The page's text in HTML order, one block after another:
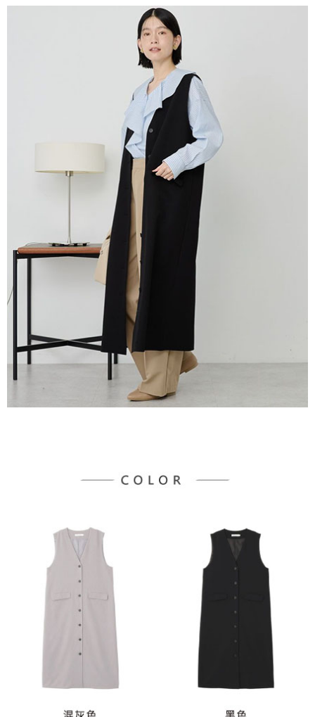
消。如遇「轉專審核」未通過狀況，表示未達大哥付你分期系統評分，恕無
1.分期款項不併入電信帳單，「大哥付你分期」於每月結算日後寄送繳費提
2.透過簡訊連結打開帳單後，可選擇「超商條碼／台灣大直營門市／銀行轉
帳／街口支付／iPASS MONEY」等通路繳費。
1.本服務係由「台灣大哥大股份有限公司」（以下簡稱本公司）所提供，讓
用戶於交易時，得透過本服務購買商品或服務，並由商店將買賣／分期付款
買賣價金債權讓與本公司後，依約使用本公司帳單繳交帳款。
2.基於同意付款使用「大哥付你分期」之契約關係目的，商店將以您的個人
資料（包含姓名、電話或地址）提供予台灣大哥大進項蒐集、處理及利用，
由本公司與您本人進行分期帳單所需資料之確認、核對及更正。
3.完整用戶服務條款，請詳閱以下連結：
https://oppay.tw/userRule
１．簡單：不需註冊會員、不需綁卡、不需儲值。
２．便利：只要手機號碼，簡訊認證，即可結帳。
３．安心：先確認商品／服務後，再付款。
【「AFTEE先享後付」結帳流程】
１．於結帳方式選擇「AFTEE先享後付」後，將跳轉至「AFTEE先享後付」
結帳頁面，進行簡訊認證並確認金額後，即可完成結帳。
２．訂單成立數日內，您將收到繳費通知簡訊。
３．收到繳費通知簡訊後14天內，點擊此簡訊中的連結，可透過四大超商／
ATM／網路銀行／等多元方式進行付款，方視為交易完成。
※ 請注意：結帳手續完成當下不需立刻繳費，但若您需要取消訂單，請聯絡
購買商品的店家。未經商家同意取消之訂單仍視為有效，需透過AFTEE先享
※ 交易是否成功請以「AFTEE先享後付 」之結帳頁面顯示為準，若有關於
是否繳費成功／繳費後需取消欲退款等相關疑問，請聯繫「AFTEE先享後付
https://netprotections.freshdesk.com/support/home
１．透過由恩沛科技股份有限公司提供之「AFTEE先享後付」服務完成之交
易，需依本服務之必要範圍內提供個人資料，並將交易相關給付款項請求債
權轉讓予恩沛科技股份有限公司。
２．關於個人資料處理事宜，請瀏覽以下網址：
https://aftee.tw/terms/#terms3
３．未成年的使用者請事先徵得法定代理人或監護人之同意方可使用
「AFTEE先享後付」，若未經同意申辦者引起之損失，本公司不負相關責
４．使用「AFTEE先享後付」時，將依據個別帳號之用戶狀況，依本公司即
時審查核予不同之上限額度；若仍有額度不足之情形，本公司將視審查結果
５．嚴禁一人註冊多個帳號或使用他人資訊註冊。若發現惡意使用之情形，
恩沛科技股份有限公司將有權停止該用戶之使用額度並採取法律行動。
每筆NT$60，滿NT$1,500(含以上)免運費
每筆NT$60，滿NT$1,500(含以上)免運費
每筆NT$60，滿NT$1,500(含以上)免運費
萊爾富純取貨
每筆NT$60，滿NT$1,500(含以上)免運費
每筆NT$60，滿NT$1,500(含以上)免運費
7-11純取貨
每筆NT$60，滿NT$1,500(含以上)免運費
每筆NT$90，滿NT$1,500(含以上)免運費